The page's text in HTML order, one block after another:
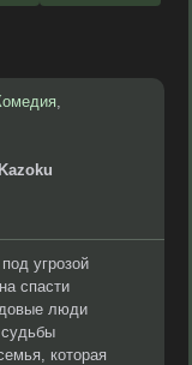
,
угрозой
спасти
люди
судьбы
которая